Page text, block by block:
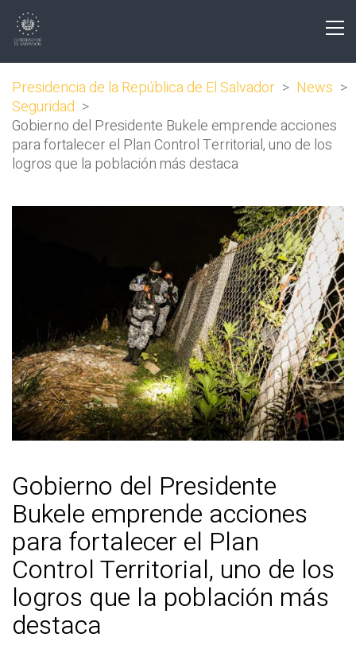
Presidencia de la República de El Salvador > News >
Seguridad >
Gobierno del Presidente Bukele emprende acciones
para fortalecer el Plan Control Territorial, uno de los
logros que la población más destaca
Gobierno del Presidente
Bukele emprende acciones
para fortalecer el Plan
Control Territorial, uno de los
logros que la población más
destaca